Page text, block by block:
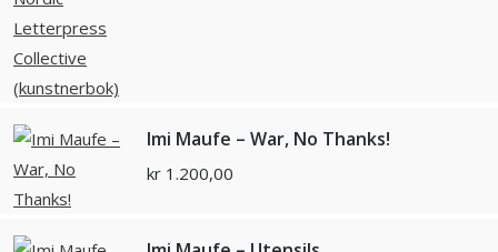
Imi Maufe – War, No Thanks!
kr 1.200,00